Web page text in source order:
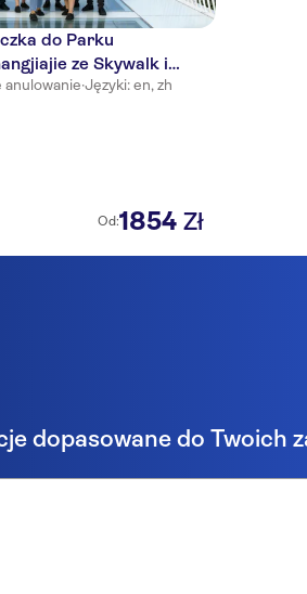
do Parku
ze Skywalk i
anulowanie·Języki: en, zh
Od:1854 Zł
dopasowane do Twoich